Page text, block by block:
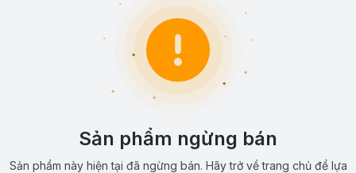
Sản phẩm ngừng bán
Sản phẩm này hiện tại đã ngừng bán. Hãy trở về trang chủ để lựa